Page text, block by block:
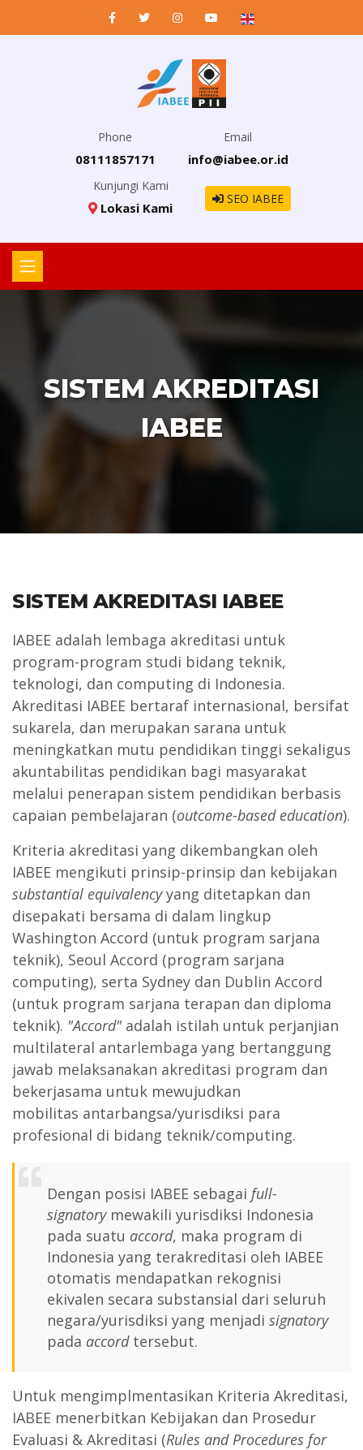
Phone
08111857171
Email
info@iabee.or.id
Kunjungi Kami
Lokasi Kami
SEO IABEE
SISTEM AKREDITASI
IABEE
SISTEM AKREDITASI IABEE
IABEE adalah lembaga akreditasi untuk
program-program studi bidang teknik,
teknologi, dan computing di Indonesia.
Akreditasi IABEE bertaraf internasional, bersifat
sukarela, dan merupakan sarana untuk
meningkatkan mutu pendidikan tinggi sekaligus
akuntabilitas pendidikan bagi masyarakat
melalui penerapan sistem pendidikan berbasis
capaian pembelajaran (outcome-based education).
Kriteria akreditasi yang dikembangkan oleh
IABEE mengikuti prinsip-prinsip dan kebijakan
substantial equivalencyyang ditetapkan dan
disepakati bersama di dalam lingkup
Washington Accord (untuk program sarjana
teknik), Seoul Accord (program sarjana
computing), serta Sydney dan Dublin Accord
(untuk program sarjana terapan dan diploma
teknik). "Accord" adalah istilah untuk perjanjian
multilateral antarlembaga yang bertanggung
jawab melaksanakan akreditasi program dan
bekerjasama untuk mewujudkan
mobilitas antarbangsa/yurisdiksi para
profesional di bidang teknik/computing.
Dengan posisi IABEE sebagai full-
signatorymewakili yurisdiksi Indonesia
pada suatu accord, maka program di
Indonesia yang terakreditasi oleh IABEE
otomatis mendapatkan rekognisi
ekivalen secara substansial dari seluruh
negara/yurisdiksi yang menjadi signatory
pada accordtersebut.
Untuk mengimplmentasikan Kriteria Akreditasi,
IABEE menerbitkan Kebijakan dan Prosedur
Evaluasi & Akreditasi (Rules and Procedures for